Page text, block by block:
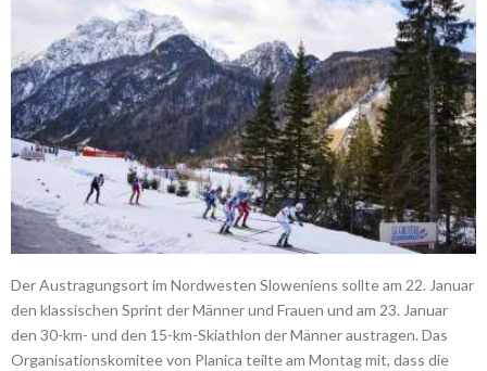
Der Austragungsort im Nordwesten Sloweniens sollte am 22. Januar
den klassischen Sprint der Männer und Frauen und am 23. Januar
den 30-km- und den 15-km-Skiathlon der Männer austragen. Das
Organisationskomitee von Planica teilte am Montag mit, dass die